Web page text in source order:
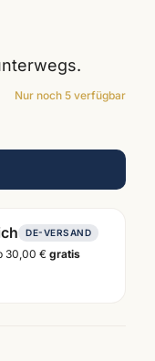
Nur noch 5 verfügbar
DE-VERSAND
30,00 € gratis